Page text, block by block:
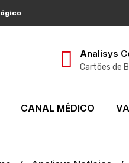
Analisys
Cartões de
CANAL MÉDICO